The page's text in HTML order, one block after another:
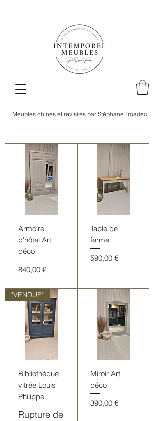
Meubles chinés et revisités par Stéphane Troadec
Armoire
d'hôtel Art
déco
Prix
840,00 €
Table de
ferme
Prix
590,00 €
"VENDUE"
Bibliothèque
vitrée Louis
Philippe
Rupture de
Miroir Art
déco
Prix
390,00 €